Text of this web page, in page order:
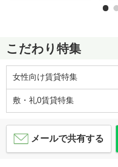
こだわり特集
女性向け賃貸特集
敷・礼0賃貸特集
メールで共有する